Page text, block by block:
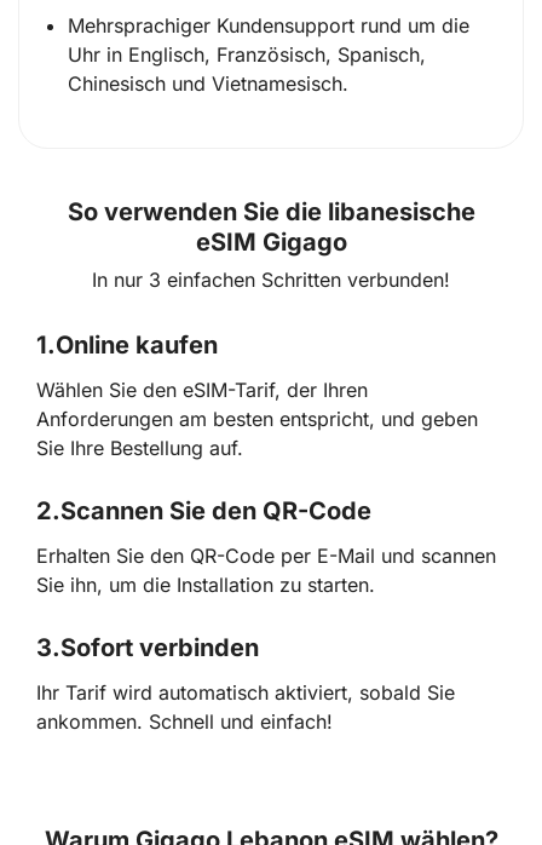
Mehrsprachiger Kundensupport rund um die
Uhr in Englisch, Französisch, Spanisch,
Chinesisch und Vietnamesisch.
So verwenden Sie die libanesische
eSIM Gigago
In nur 3 einfachen Schritten verbunden!
1.Online kaufen
Wählen Sie den eSIM-Tarif, der Ihren
Anforderungen am besten entspricht, und geben
Sie Ihre Bestellung auf.
2.Scannen Sie den QR-Code
Erhalten Sie den QR-Code per E-Mail und scannen
Sie ihn, um die Installation zu starten.
3.Sofort verbinden
Ihr Tarif wird automatisch aktiviert, sobald Sie
ankommen. Schnell und einfach!